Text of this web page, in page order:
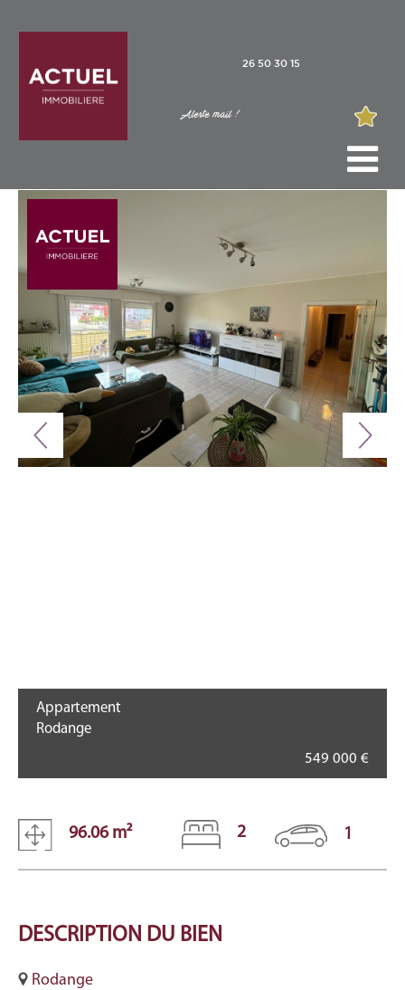
26 50 30 15
Alerte mail !
Appartement
Rodange
549 000 €
96.06 m² 2 1
DESCRIPTION DU BIEN
Rodange